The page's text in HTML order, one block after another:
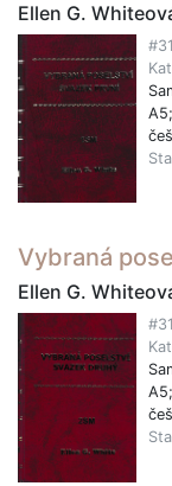
Ellen G.
Vybraná
Ellen G.